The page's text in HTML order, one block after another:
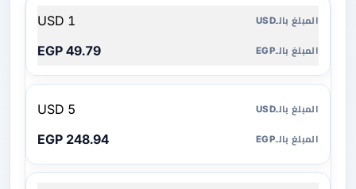
بالـUSD
المبلغ
1 USD
49.79 EGP
5 USD
248.94 EGP